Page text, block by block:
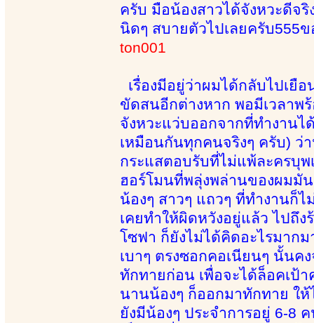
ครับ มือน้องสาวได้จังหวะดีจ
นิดๆ สบายตัวไปเลยครับ555
ton001
เรื่องมีอยู่ว่าผมได้กลับไปเยื
ขัดสนอีกต่างหาก พอมีเวลาพ
จังหวะแว่บออกจากที่ทำงาน
เหมือนกันทุกคนจริงๆ ครับ) ว่
กระแสตอบรับที่ไม่แพ้ละครบุพ
ฮอร์โมนที่พลุ่งพล่านของผมมั
น้องๆ สาวๆ แถวๆ ที่ทำงานก็ไ
เคยทำให้ผิดหวังอยู่แล้ว ไปถึ
โซฟา ก็ยังไม่ได้คิดอะไรมาก
เบาๆ ตรงซอกคอเนียนๆ นั้นค
ทักทายก่อน เพื่อจะได้ล็อคเป้
นานน้องๆ ก็ออกมาทักทาย ใ
ยังมีน้องๆ ประจำการอยู่ 6-8